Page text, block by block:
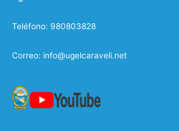
Teléfono: 980803828
Correo: info@ugelcaraveli.net